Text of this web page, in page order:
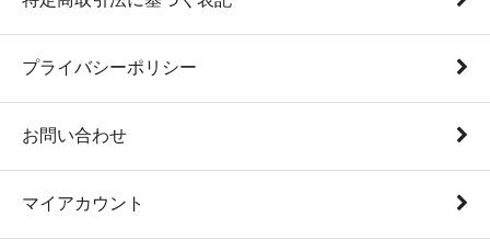
プライバシーポリシー
お問い合わせ
マイアカウント